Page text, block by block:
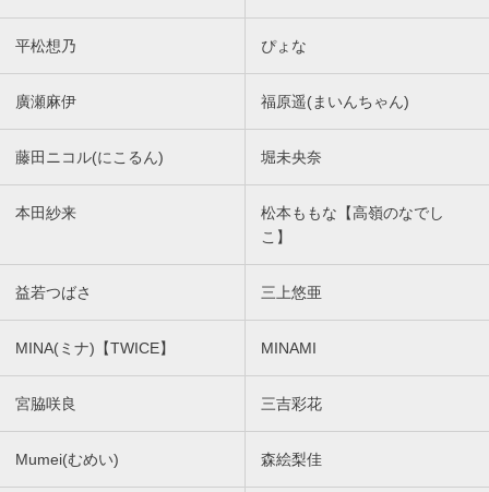
平松想乃 ぴょな
廣瀬麻伊 福原遥(まいんちゃん)
藤田ニコル(にこるん) 堀未央奈
本田紗来
松本ももな【高嶺のなでし
こ】
益若つばさ 三上悠亜
MINA(ミナ)【TWICE】 MINAMI
宮脇咲良 三吉彩花
Mumei(むめい) 森絵梨佳